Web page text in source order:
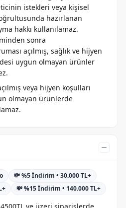
istekleri veya kişisel
hazırlanan
hakkı kullanılamaz.
sonra
açılmış, sağlık ve hijyen
uygun olmayan ürünler
veya hijyen koşulları
olmayan ürünlerde
💸 %5 İndirim • 30.000 TL+
💸 %15 İndirim • 140.000 TL+